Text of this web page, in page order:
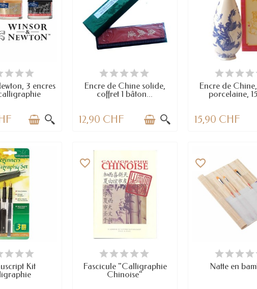
EN STOCK
3 encres
DERNIERS ARTICLES EN STOCK
Encre de Chine solide,
coffret 1 bâton...
12,90 CHF
DERNIERS ARTICLES
Encre de
porcelaine,
15,90 CHF
STOCK
Kit
DERNIERS ARTICLES EN STOCK
favorite_border
Fascicule "Calligraphie
Chinoise"
EN STOCK
favorite_border
Natte en